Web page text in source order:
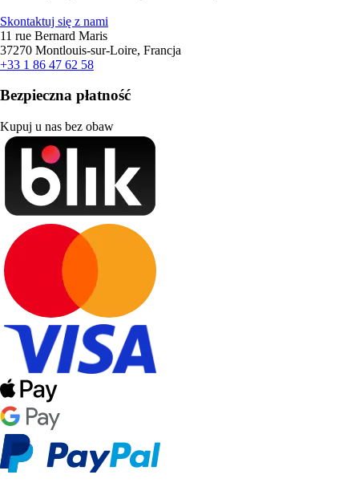
Skontaktuj się z nami
11 rue Bernard Maris
37270 Montlouis-sur-Loire, Francja
+33 1 86 47 62 58
Bezpieczna płatność
Kupuj u nas bez obaw